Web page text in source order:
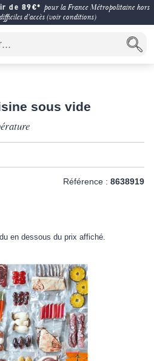
de 89€* pour la France Métropolitaine hors
d'accès (voir conditions)
sous vide
Référence : 8638919
en dessous du prix affiché.